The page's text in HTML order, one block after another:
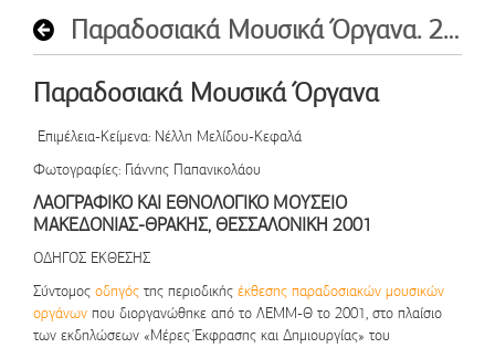
Παραδοσιακά Μουσικά Όργανα. 2001
Παραδοσιακά Μουσικά Όργανα
Επιμέλεια-Κείμενα: Νέλλη Μελίδου-Κεφαλά
Φωτογραφίες: Γιάννης Παπανικολάου
ΛΑΟΓΡΑΦΙΚΟ ΚΑΙ ΕΘΝΟΛΟΓΙΚΟ ΜΟΥΣΕΙΟ
ΜΑΚΕΔΟΝΙΑΣ-ΘΡΑΚΗΣ, ΘΕΣΣΑΛΟΝΙΚΗ 2001
ΟΔΗΓΟΣ ΕΚΘΕΣΗΣ
Σύντομος οδηγός της περιοδικής έκθεσης παραδοσιακών μουσικών
οργάνων που διοργανώθηκε από το ΛΕΜΜ-Θ το 2001, στο πλαίσιο
των εκδηλώσεων «Μέρες Έκφρασης και Δημιουργίας» του